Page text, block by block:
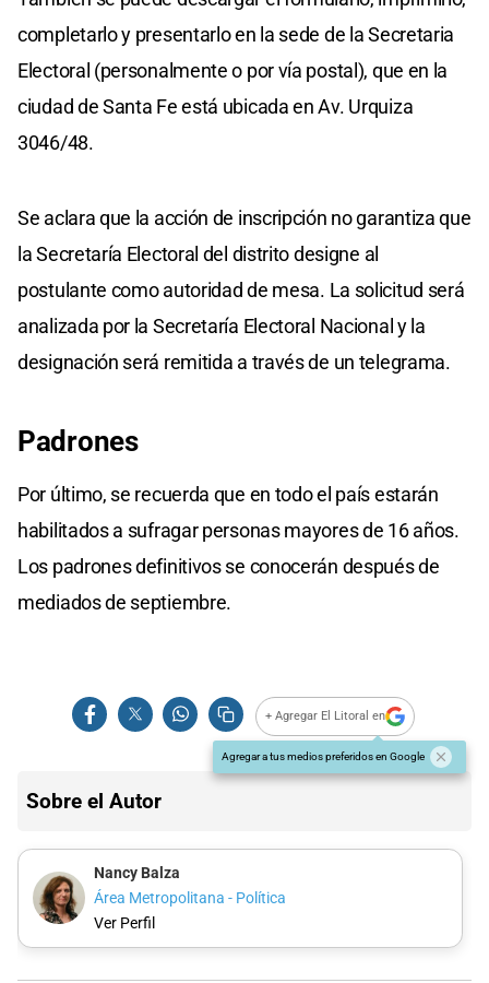
completarlo y presentarlo en la sede de la Secretaria
Electoral (personalmente o por vía postal), que en la
ciudad de Santa Fe está ubicada en Av. Urquiza
3046/48.
Se aclara que la acción de inscripción no garantiza que
la Secretaría Electoral del distrito designe al
postulante como autoridad de mesa. La solicitud será
analizada por la Secretaría Electoral Nacional y la
designación será remitida a través de un telegrama.
Padrones
Por último, se recuerda que en todo el país estarán
habilitados a sufragar personas mayores de 16 años.
Los padrones definitivos se conocerán después de
mediados de septiembre.
+ Agregar El Litoral en
Agregar a tus medios preferidos en Google
Sobre el Autor
Nancy Balza
Área Metropolitana - Política
Ver Perfil